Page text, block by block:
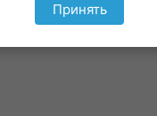
Принять